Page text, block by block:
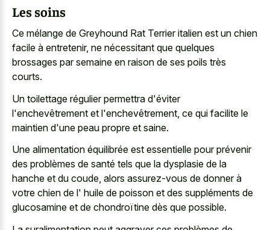
Les soins
Ce mélange de Greyhound Rat Terrier italien est un chien
facile à entretenir, ne nécessitant que quelques
brossages par semaine en raison de ses poils très
courts.
Un toilettage régulier permettra d'éviter
l'enchevêtrement et l'enchevêtrement, ce qui facilite le
maintien d'une peau propre et saine.
Une alimentation équilibrée est essentielle pour prévenir
des problèmes de santé tels que la dysplasie de la
hanche et du coude, alors assurez-vous de donner à
votre chien de l' huile de poisson et des suppléments de
glucosamine et de chondroïtine dès que possible.